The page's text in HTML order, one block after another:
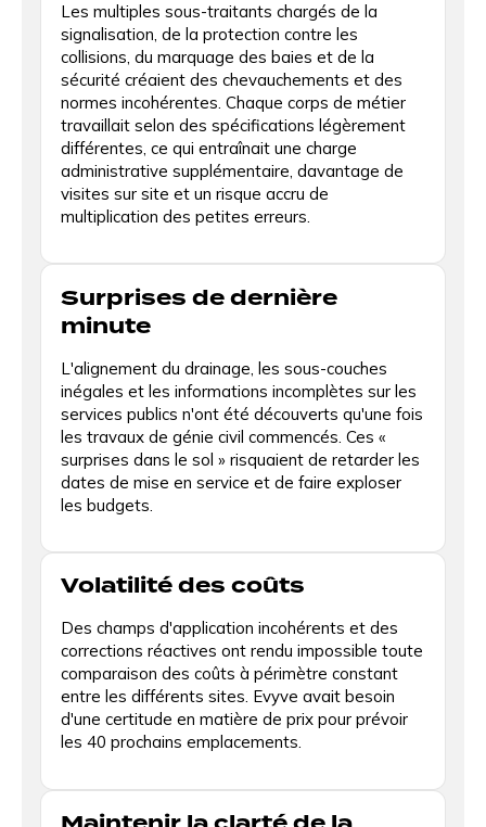
Les multiples sous-traitants chargés de la
signalisation, de la protection contre les
collisions, du marquage des baies et de la
sécurité créaient des chevauchements et des
normes incohérentes. Chaque corps de métier
travaillait selon des spécifications légèrement
différentes, ce qui entraînait une charge
administrative supplémentaire, davantage de
visites sur site et un risque accru de
multiplication des petites erreurs.
Surprises de dernière
minute
L'alignement du drainage, les sous-couches
inégales et les informations incomplètes sur les
services publics n'ont été découverts qu'une fois
les travaux de génie civil commencés. Ces «
surprises dans le sol » risquaient de retarder les
dates de mise en service et de faire exploser
les budgets.
Volatilité des coûts
Des champs d'application incohérents et des
corrections réactives ont rendu impossible toute
comparaison des coûts à périmètre constant
entre les différents sites. Evyve avait besoin
d'une certitude en matière de prix pour prévoir
les 40 prochains emplacements.